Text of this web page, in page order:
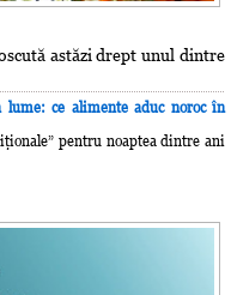
astăzi drept unul dintre
ce alimente aduc noroc în
pentru noaptea dintre ani